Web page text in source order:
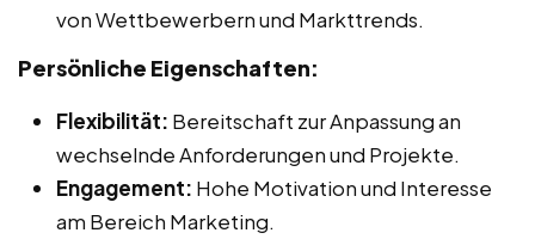
von Wettbewerbern und Markttrends.
Persönliche Eigenschaften:
Flexibilität: Bereitschaft zur Anpassung an
wechselnde Anforderungen und Projekte.
Engagement: Hohe Motivation und Interesse
am Bereich Marketing.